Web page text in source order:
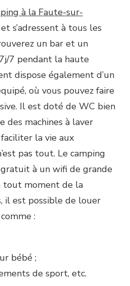
à la Faute-sur-
s’adressent à tous les
un bar et un
7 pendant la haute
dispose également d’un
où vous pouvez faire
Il est doté de WC bien
des machines à laver
la vie aux
pas tout. Le camping
gratuit à un wifi de grande
tout moment de la
il est possible de louer
:
bébé ;
de sport, etc.